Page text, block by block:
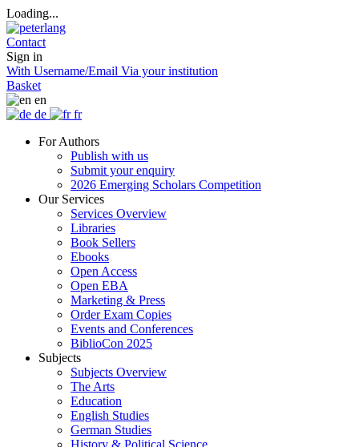
Loading...
Contact
Sign in
With Username/Email Via your institution
Basket
en
de
fr
For Authors
Publish with us
Submit your enquiry
2026 Emerging Scholars Competition
Our Services
Services Overview
Libraries
Book Sellers
Ebooks
Open Access
Open EBA
Marketing & Press
Order Exam Copies
Events and Conferences
BiblioCon 2025
Subjects
Subjects Overview
The Arts
Education
English Studies
German Studies
History & Political Science